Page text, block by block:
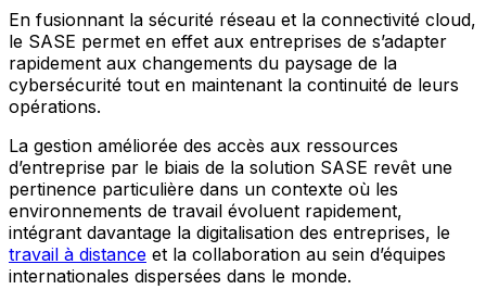
En fusionnant la sécurité réseau et la connectivité cloud,
le SASE permet en effet aux entreprises de s’adapter
rapidement aux changements du paysage de la
cybersécurité tout en maintenant la continuité de leurs
opérations.
La gestion améliorée des accès aux ressources
d’entreprise par le biais de la solution SASE revêt une
pertinence particulière dans un contexte où les
environnements de travail évoluent rapidement,
intégrant davantage la digitalisation des entreprises, le
travail à distance et la collaboration au sein d’équipes
internationales dispersées dans le monde.